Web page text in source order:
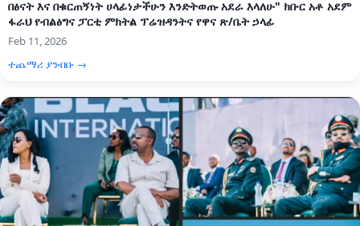
በፅናት እና በቁርጠኝነት ሀላፊነታችሁን እንድትወጡ አደራ እላለሁ" ክቡር አቶ አደም
ፋራህ የብልፅግና ፓርቲ ምክትል ፕሬዝዳንትና የዋና ጽ/ቤት ኃላፊ
Feb 11, 2026
ተጨማሪ ያንብቡ →